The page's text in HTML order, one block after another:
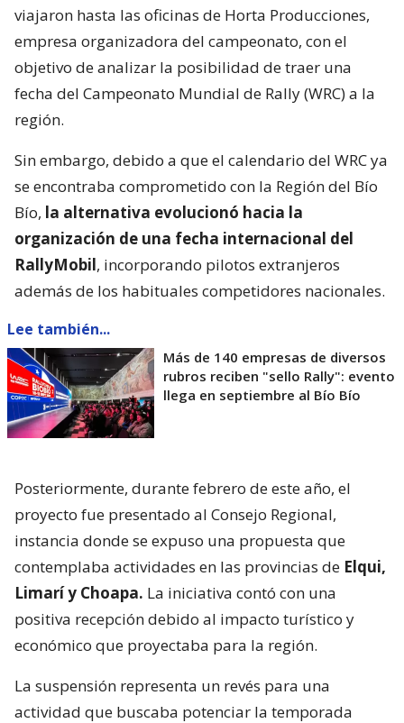
viajaron hasta las oficinas de Horta Producciones,
empresa organizadora del campeonato, con el
objetivo de analizar la posibilidad de traer una
fecha del Campeonato Mundial de Rally (WRC) a la
región.
Sin embargo, debido a que el calendario del WRC ya
se encontraba comprometido con la Región del Bío
Bío, la alternativa evolucionó hacia la
organización de una fecha internacional del
RallyMobil, incorporando pilotos extranjeros
además de los habituales competidores nacionales.
Lee también...
Más de 140 empresas de diversos
rubros reciben "sello Rally": evento
llega en septiembre al Bío Bío
Posteriormente, durante febrero de este año, el
proyecto fue presentado al Consejo Regional,
instancia donde se expuso una propuesta que
contemplaba actividades en las provincias de Elqui,
Limarí y Choapa. La iniciativa contó con una
positiva recepción debido al impacto turístico y
económico que proyectaba para la región.
La suspensión representa un revés para una
actividad que buscaba potenciar la temporada